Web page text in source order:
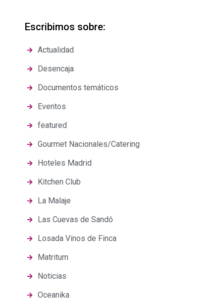
Escribimos sobre:
Actualidad
Desencaja
Documentos temáticos
Eventos
featured
Gourmet Nacionales/Catering
Hoteles Madrid
Kitchen Club
La Malaje
Las Cuevas de Sandó
Losada Vinos de Finca
Matritum
Noticias
Oceanika